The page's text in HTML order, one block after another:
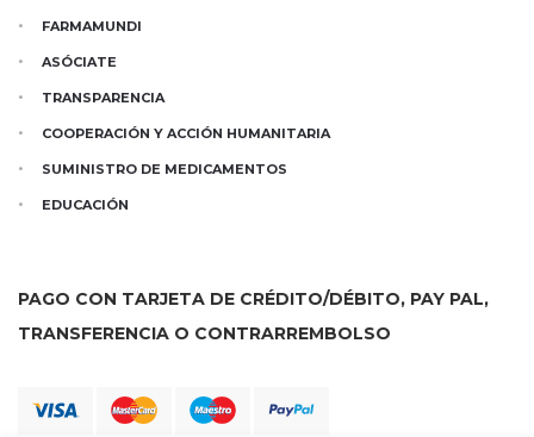
FARMAMUNDI
ASÓCIATE
TRANSPARENCIA
COOPERACIÓN Y ACCIÓN HUMANITARIA
SUMINISTRO DE MEDICAMENTOS
EDUCACIÓN
PAGO CON TARJETA DE CRÉDITO/DÉBITO, PAY PAL,
TRANSFERENCIA O CONTRARREMBOLSO